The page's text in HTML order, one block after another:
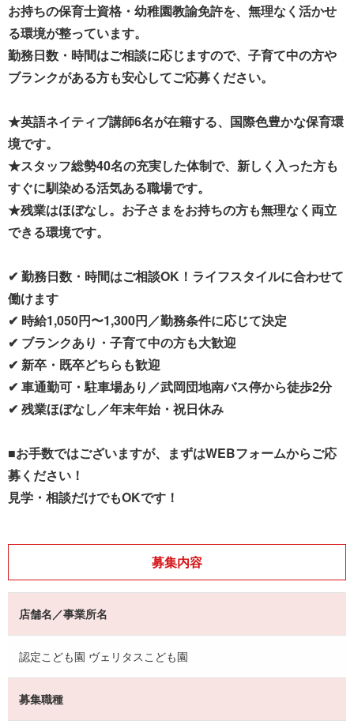
お持ちの保育士資格・幼稚園教諭免許を、無理なく活かせ
る環境が整っています。
勤務日数・時間はご相談に応じますので、子育て中の方や
ブランクがある方も安心してご応募ください。
★英語ネイティブ講師6名が在籍する、国際色豊かな保育環
境です。
★スタッフ総勢40名の充実した体制で、新しく入った方も
すぐに馴染める活気ある職場です。
★残業はほぼなし。お子さまをお持ちの方も無理なく両立
できる環境です。
✔ 勤務日数・時間はご相談OK！ライフスタイルに合わせて
働けます
✔ 時給1,050円〜1,300円／勤務条件に応じて決定
✔ ブランクあり・子育て中の方も大歓迎
✔ 新卒・既卒どちらも歓迎
✔ 車通勤可・駐車場あり／武岡団地南バス停から徒歩2分
✔ 残業ほぼなし／年末年始・祝日休み
■お手数ではございますが、まずはWEBフォームからご応
募ください！
見学・相談だけでもOKです！
募集内容
店舗名／事業所名
認定こども園 ヴェリタスこども園
募集職種